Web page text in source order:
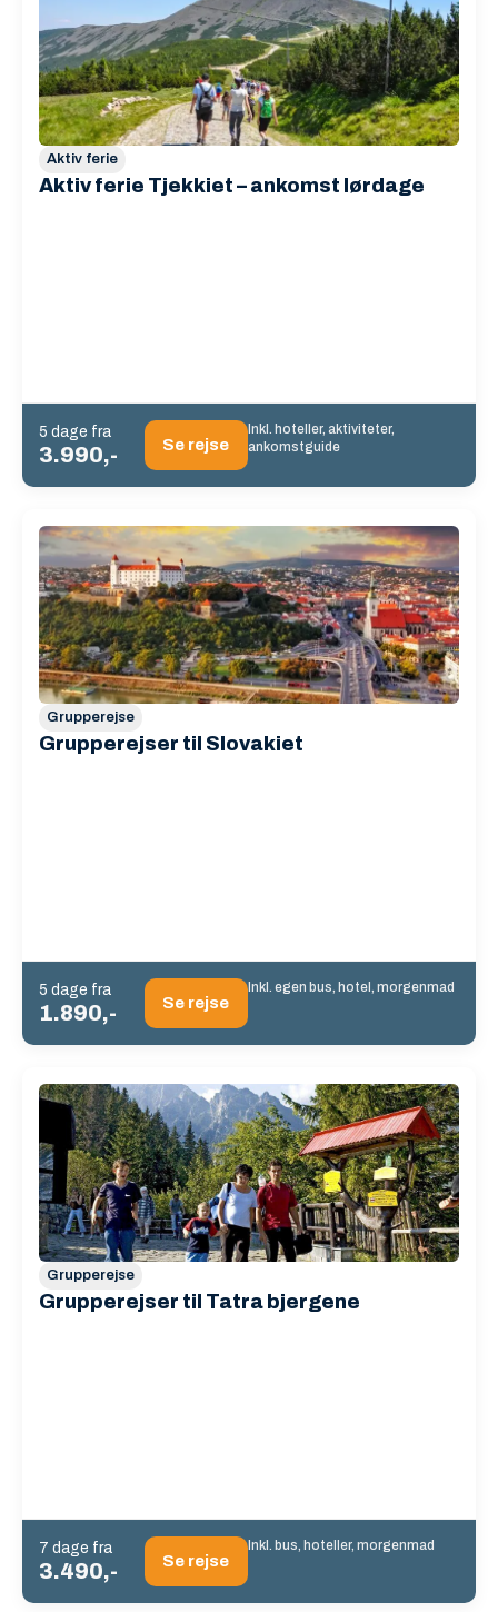
Aktiv ferie
Aktiv ferie Tjekkiet – ankomst lørdage
5 dage fra
3.990,- Se rejse
Inkl. hoteller, aktiviteter,
ankomstguide
Grupperejse
Grupperejser til Slovakiet
5 dage fra
1.890,- Se rejse
Inkl. egen bus, hotel, morgenmad
Grupperejse
Grupperejser til Tatra bjergene
7 dage fra
3.490,- Se rejse
Inkl. bus, hoteller, morgenmad